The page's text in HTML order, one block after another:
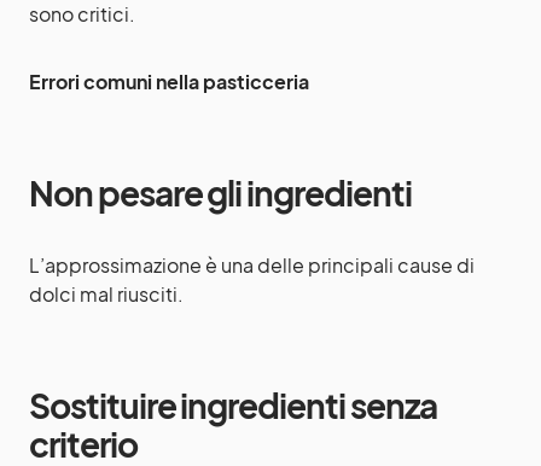
sono critici.
Errori comuni nella pasticceria
Non pesare gli ingredienti
L’approssimazione è una delle principali cause di
dolci mal riusciti.
Sostituire ingredienti senza
criterio